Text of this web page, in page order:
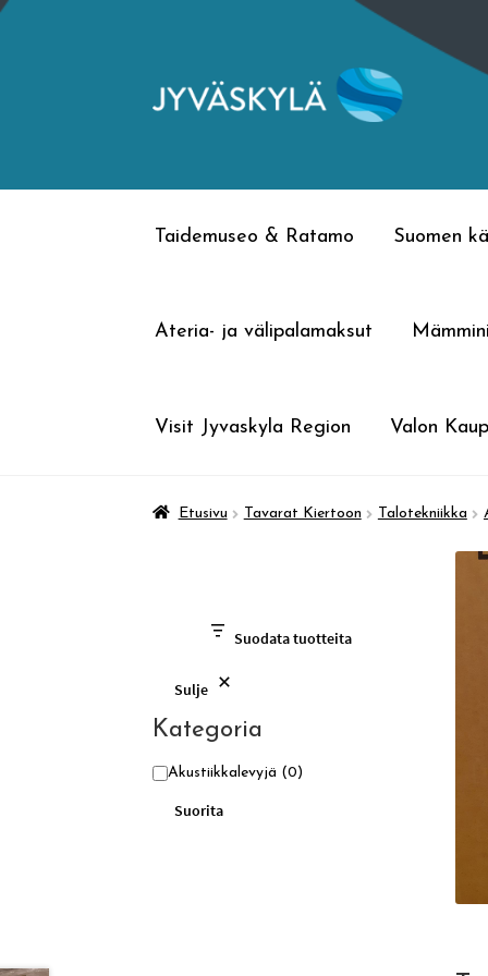
Siirry
Siirry
Taidemuseo & Ratamo Suomen
Ateria- ja välipalamaksut
Visit Jyvaskyla Region Valon
Etusivu Tavarat Kiertoon Talotekniikka
Suodata tuotteita
Sulje
Kategoria
Kategoria
Akustiikkalevyjä (0)
Suorita